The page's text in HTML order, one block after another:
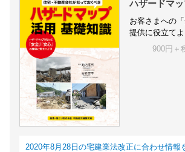
ハザードマ
お客さまへの
提供に役立てよ
900円＋
2020年8月28日の宅建業法改正に合わせ情報